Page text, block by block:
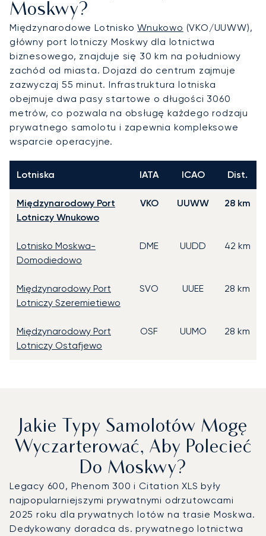
Moskwy?
Międzynarodowe LotniskoWnukowo (VKO/UUWW),
główny port lotniczy Moskwy dla lotnictwa
biznesowego, znajduje się 30 km na południowy
zachód od miasta. Dojazd do centrum zajmuje
zazwyczaj 55 minut. Infrastruktura lotniska
obejmuje dwa pasy startowe o długości 3060
metrów, co pozwala na obsługę każdego rodzaju
prywatnego samolotu i zapewnia kompleksowe
wsparcie operacyjne.
Lotniska IATA ICAO Dist.
Międzynarodowy Port
Lotniczy Wnukowo
VKO UUWW 28 km
Lotnisko Moskwa-
Domodiedowo
DME UUDD 42 km
Międzynarodowy Port
Lotniczy Szeremietiewo
SVO UUEE 28 km
Międzynarodowy Port
Lotniczy Ostafjewo
OSF UUMO 28 km
Jakie Typy Samolotów Mogę
Wyczarterować, Aby Polecieć
Do Moskwy?
Legacy 600, Phenom 300 i Citation XLS były
najpopularniejszymi prywatnymi odrzutowcami
2025 roku dla prywatnych lotów na trasie Moskwa.
Dedykowany doradca ds. prywatnego lotnictwa